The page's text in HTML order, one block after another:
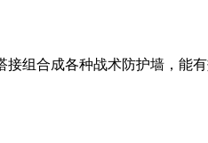
组合成各种战术防护墙，